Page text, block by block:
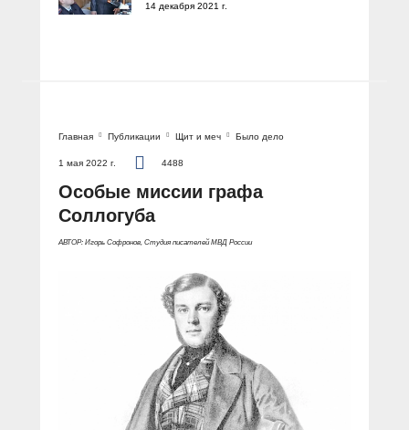
14 декабря 2021 г.
Главная Публикации Щит и меч Было дело
1 мая 2022 г. 4488
Особые миссии графа
Соллогуба
АВТОР: Игорь Софронов, Студия писателей МВД России